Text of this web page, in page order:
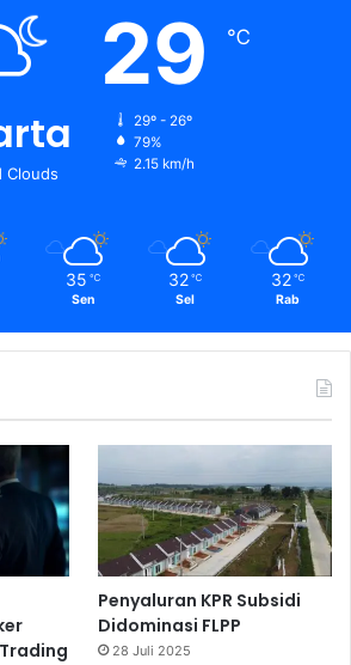
Clouds
29 ℃
29º - 26º
79%
2.15 km/h
35 ℃
Sen
32 ℃
Sel
32 ℃
Rab
Penyaluran KPR Subsidi
Didominasi FLPP
28 Juli 2025